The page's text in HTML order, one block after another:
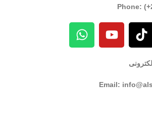
Phone:
Email: